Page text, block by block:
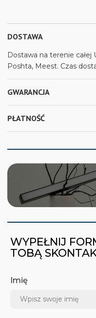
DOSTAWA
Dostawa na terenie
Poshta, Meest. Czas
GWARANCJA
PŁATNOŚĆ
WYPEŁNIJ
TOBĄ
Imię